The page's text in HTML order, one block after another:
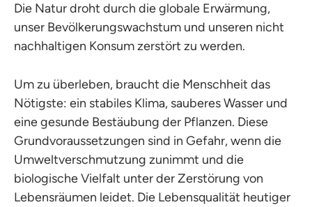
Die Natur droht durch die globale Erwärmung,
unser Bevölkerungswachstum und unseren nicht
nachhaltigen Konsum zerstört zu werden.
Um zu überleben, braucht die Menschheit das
Nötigste: ein stabiles Klima, sauberes Wasser und
eine gesunde Bestäubung der Pflanzen. Diese
Grundvoraussetzungen sind in Gefahr, wenn die
Umweltverschmutzung zunimmt und die
biologische Vielfalt unter der Zerstörung von
Lebensräumen leidet. Die Lebensqualität heutiger